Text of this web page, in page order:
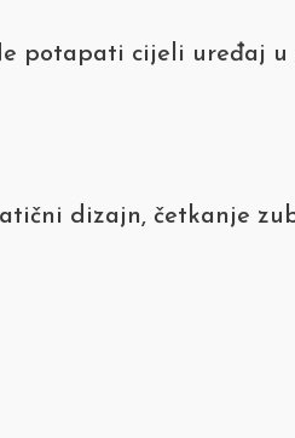
potapati cijeli uređaj u
dizajn, četkanje